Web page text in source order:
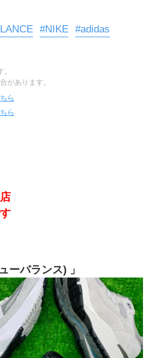
#NIKE #adidas
があります。
ら
ら
ーバランス) 」